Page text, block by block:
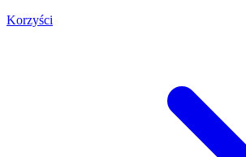
Korzyści